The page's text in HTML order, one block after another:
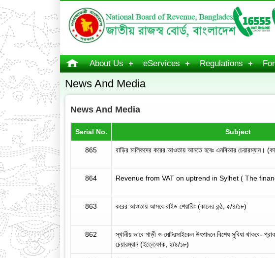
About Us eServices Regulations
News And Media
News And Media
Serial No. Subject
865 বাড়ির মালিকদের করের আওতায় আনতে হবেঃ এনবিআর চেয়ারম্যান।
864 Revenue from VAT on uptrend in Sylhet ( The
863 করের আওতায় আসবে রাইড শেয়ারিং (কালের কন্ঠ, ৫/৪/১৮)
862
স্থানীয় ভাবে গাড়ী ও মোটরসাইকেল উৎপাদনে বিশেষ সুবিধা থাকবে-
চেয়ারম্যান (ইত্তেফাক, ২/৪/১৮)